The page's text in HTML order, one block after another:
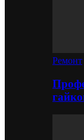
Ремонт